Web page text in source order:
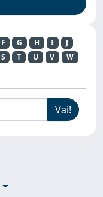
F G H I
J
S T U V
W